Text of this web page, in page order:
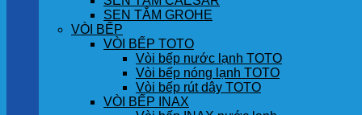
SEN TẮM GROHE
VÒI BẾP
VÒI BẾP TOTO
Vòi bếp nước lạnh TOTO
Vòi bếp nóng lạnh TOTO
Vòi bếp rút dây TOTO
VÒI BẾP INAX